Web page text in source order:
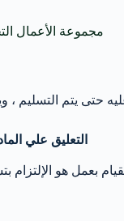
مجموعة الأعمال التحضيرية 2
حتى يتم التسليم ،
التعليق علي المادة 206 الحق العيني
بعمل هو